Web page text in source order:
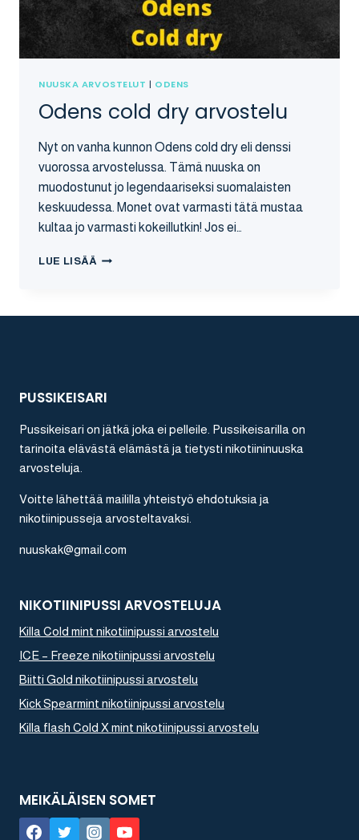
NUUSKA ARVOSTELUT | ODENS
Odens cold dry arvostelu
Nyt on vanha kunnon Odens cold dry eli denssi
vuorossa arvostelussa. Tämä nuuska on
muodostunut jo legendaariseksi suomalaisten
keskuudessa. Monet ovat varmasti tätä mustaa
kultaa jo varmasti kokeillutkin! Jos ei…
LUE LISÄÄ ODENS
PUSSIKEISARI
Pussikeisari on jätkä joka ei pelleile. Pussikeisarilla on
tarinoita elävästä elämästä ja tietysti nikotiininuuska
arvosteluja.
Voitte lähettää maililla yhteistyö ehdotuksia ja
nikotiinipusseja arvosteltavaksi.
nuuskak@gmail.com
NIKOTIINIPUSSI ARVOSTELUJA
Killa Cold mint nikotiinipussi arvostelu
ICE – Freeze nikotiinipussi arvostelu
Biitti Gold nikotiinipussi arvostelu
Kick Spearmint nikotiinipussi arvostelu
Killa flash Cold X mint nikotiinipussi arvostelu
MEIKÄLÄISEN SOMET